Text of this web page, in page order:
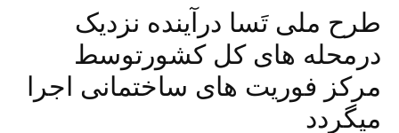
طرح ملی تَسا درآینده نزدیک
درمحله های کل کشورتوسط
مرکز فوریت های ساختمانی اجرا
میگردد